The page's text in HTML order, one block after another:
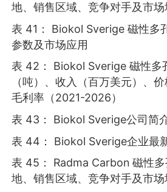
地、销售区域、竞争对手及市场
表 41： Biokol Sverige 磁性多
参数及市场应用
表 42： Biokol Sverige 磁性多
（吨）、收入（百万美元）、
毛利率（2021-2026）
表 43： Biokol Sverige公司简
表 44： Biokol Sverige企业最
表 45： Radma Carbon 磁性
地、销售区域、竞争对手及市场